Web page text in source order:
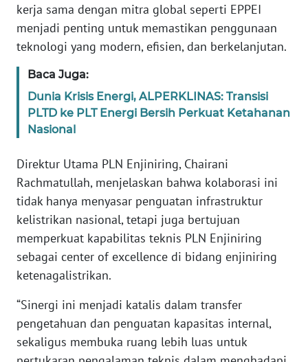
kerja sama dengan mitra global seperti EPPEI
menjadi penting untuk memastikan penggunaan
teknologi yang modern, efisien, dan berkelanjutan.
Baca Juga:
Dunia Krisis Energi, ALPERKLINAS: Transisi
PLTD ke PLT Energi Bersih Perkuat Ketahanan
Nasional
Direktur Utama PLN Enjiniring, Chairani
Rachmatullah, menjelaskan bahwa kolaborasi ini
tidak hanya menyasar penguatan infrastruktur
kelistrikan nasional, tetapi juga bertujuan
memperkuat kapabilitas teknis PLN Enjiniring
sebagai center of excellence di bidang enjiniring
ketenagalistrikan.
“Sinergi ini menjadi katalis dalam transfer
pengetahuan dan penguatan kapasitas internal,
sekaligus membuka ruang lebih luas untuk
WN
SULTRA
WN
NTB
WN
WN
SULBAR
BABEL
WN
WN
SUMSEL